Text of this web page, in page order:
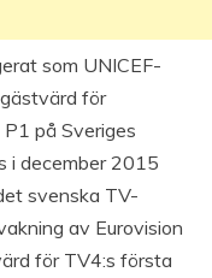
som UNICEF-
för
på Sveriges
i december 2015
svenska TV-
av Eurovision
för TV4:s första